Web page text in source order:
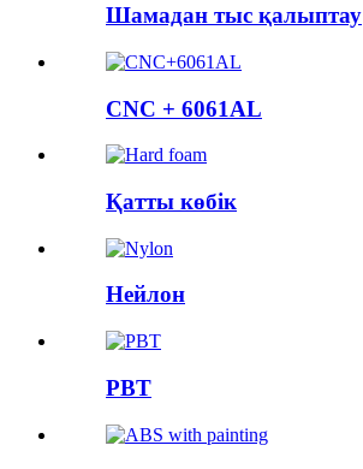
Шамадан тыс қалыптау
CNC + 6061AL
Қатты көбік
Нейлон
PBT